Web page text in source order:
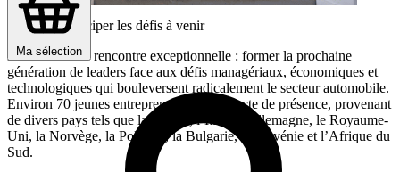
Ma sélection
Former et anticiper les défis à venir
Le but de cette rencontre exceptionnelle : former la prochaine
génération de leaders face aux défis managériaux, économiques et
technologiques qui bouleversent radicalement le secteur automobile.
Environ 70 jeunes entrepreneurs ont fait acte de présence, provenant
de divers pays tels que la France, l’Italie, l’Allemagne, le Royaume-
Uni, la Norvège, la Pologne, la Bulgarie, la Slovénie et l’Afrique du
Sud.